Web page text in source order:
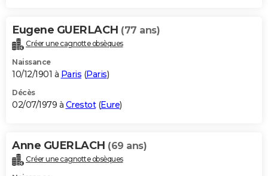
Eugene GUERLACH (77 ans)
Créer une cagnotte obsèques
Naissance
10/12/1901 à Paris (Paris)
Décès
02/07/1979 à Crestot(Eure)
Anne GUERLACH (69 ans)
Créer une cagnotte obsèques